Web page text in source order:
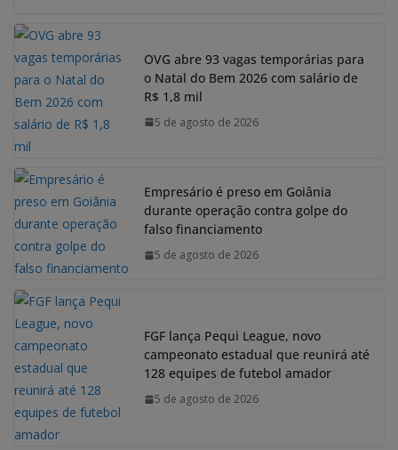
OVG abre 93 vagas temporárias para
o Natal do Bem 2026 com salário de
R$ 1,8 mil
5 de agosto de 2026
Empresário é preso em Goiânia
durante operação contra golpe do
falso financiamento
5 de agosto de 2026
FGF lança Pequi League, novo
campeonato estadual que reunirá até
128 equipes de futebol amador
5 de agosto de 2026